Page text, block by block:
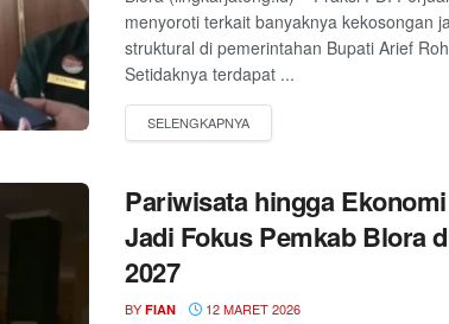
menyoroti terkait banyaknya kekosongan
struktural di pemerintahan Bupati Arief
Setidaknya terdapat ...
Pariwisata hingga
Jadi Fokus Pemkab Blora
2027
BY FIAN 12 MARET 2026